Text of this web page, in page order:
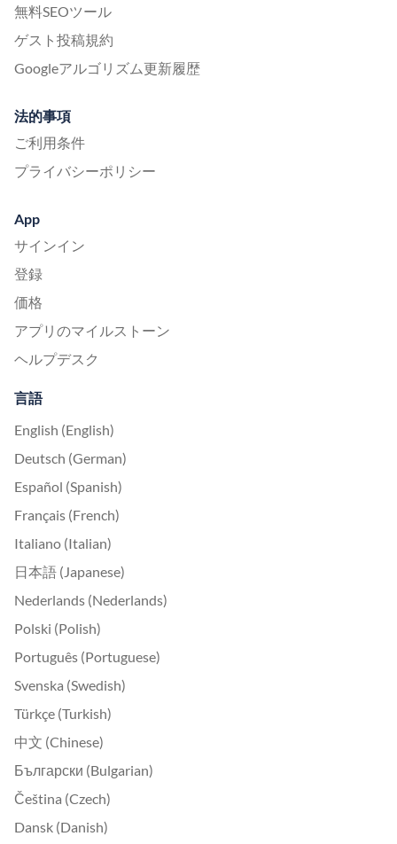
無料SEOツール
ゲスト投稿規約
Googleアルゴリズム更新履歴
法的事項
ご利用条件
プライバシーポリシー
App
サインイン
登録
価格
アプリのマイルストーン
ヘルプデスク
言語
English (English)
Deutsch (German)
Español (Spanish)
Français (French)
Italiano (Italian)
日本語 (Japanese)
Nederlands (Nederlands)
Polski (Polish)
Português (Portuguese)
Svenska (Swedish)
Türkçe (Turkish)
中文 (Chinese)
Български (Bulgarian)
Čeština (Czech)
Dansk (Danish)